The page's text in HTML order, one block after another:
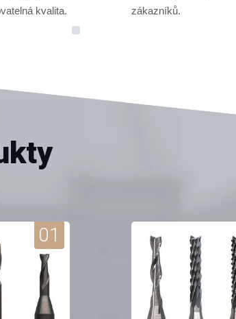
kvalita.
zákazníků.
01